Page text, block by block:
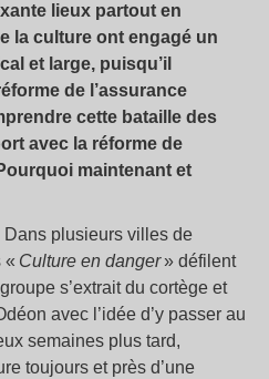
lieux partout en
la culture ont engagé un
et large, puisqu’il
de l’assurance
cette bataille des
avec la réforme de
maintenant et
Dans plusieurs villes de
« Culture en danger» défilent
s’extrait du cortège et
avec l’idée d’y passer au
semaines plus tard,
toujours et près d’une